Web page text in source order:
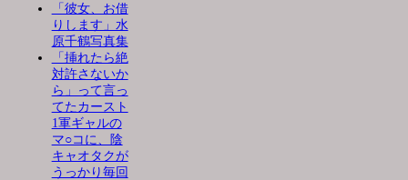
「彼女、お借
りします」水
原千鶴写真集
「挿れたら絶
対許さないか
ら」って言っ
てたカースト
1軍ギャルの
マ○コに、陰
キャオタクが
うっかり毎回